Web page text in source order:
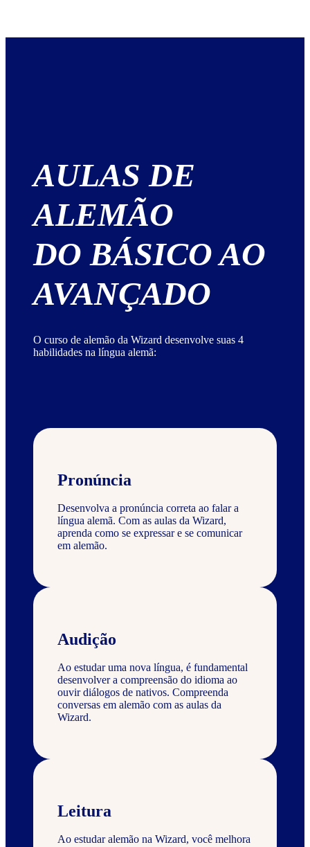
AULAS DE
ALEMÃO
DO BÁSICO AO
AVANÇADO
O curso de alemão da Wizard desenvolve suas 4
habilidades na língua alemã:
Pronúncia
Desenvolva a pronúncia correta ao falar a
língua alemã. Com as aulas da Wizard,
aprenda como se expressar e se comunicar
em alemão.
Audição
Ao estudar uma nova língua, é fundamental
desenvolver a compreensão do idioma ao
ouvir diálogos de nativos. Compreenda
conversas em alemão com as aulas da
Wizard.
Leitura
Ao estudar alemão na Wizard, você melhora